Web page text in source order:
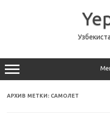
АРХИВ МЕТКИ: САМОЛЕТ